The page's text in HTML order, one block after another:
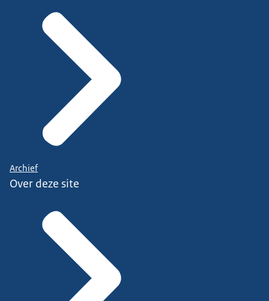
Archief
Over deze site